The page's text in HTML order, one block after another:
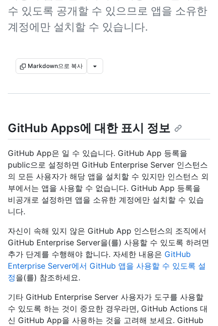
수 있도록 공개할 수 있으므로 앱을 소유한
계정에만 설치할 수 있습니다.
Markdown으로 복사
GitHub Apps에 대한 표시 정보
GitHub App은 일 수 있습니다. GitHub App 등록을
public으로 설정하면 GitHub Enterprise Server 인스턴스
의 모든 사용자가 해당 앱을 설치할 수 있지만 인스턴스 외
부에서는 앱을 사용할 수 없습니다. GitHub App 등록을
비공개로 설정하면 앱을 소유한 계정에만 설치할 수 있습
니다.
자신이 속해 있지 않은 GitHub App 인스턴스의 조직에서
GitHub Enterprise Server을(를) 사용할 수 있도록 하려면
추가 단계를 수행해야 합니다. 자세한 내용은 GitHub
Enterprise Server에서 GitHub 앱을 사용할 수 있도록 설
정을(를) 참조하세요.
기타 GitHub Enterprise Server 사용자가 도구를 사용할
수 있도록 하는 것이 중요한 경우라면, GitHub Actions 대
신 GitHub App을 사용하는 것을 고려해 보세요. GitHub